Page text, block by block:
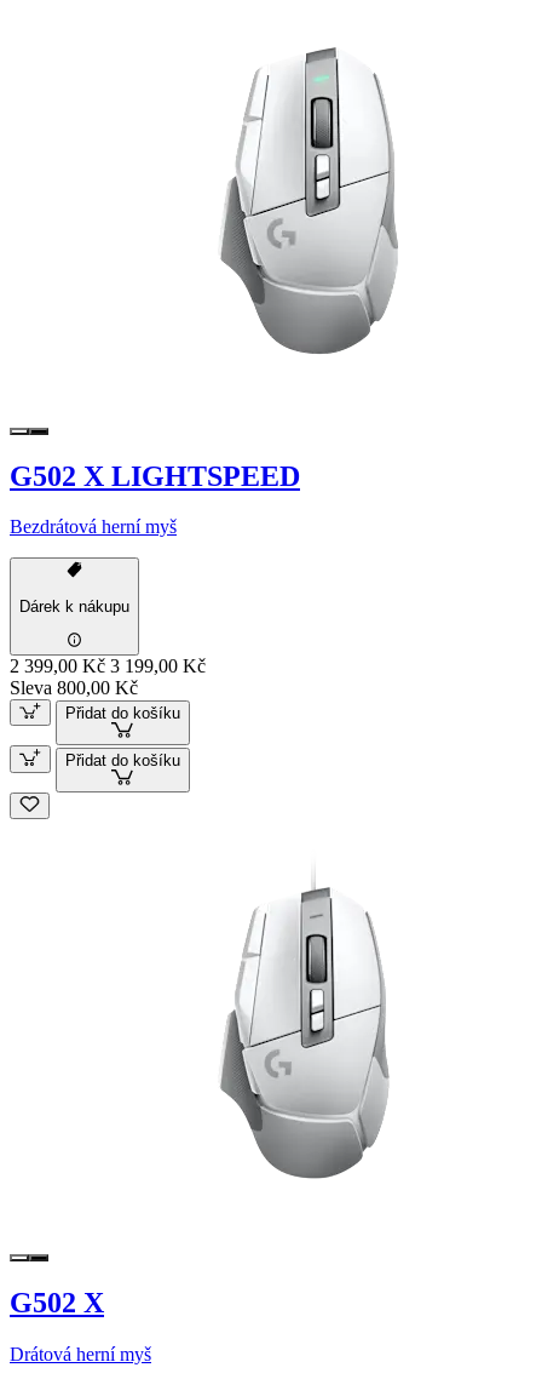
G502 X LIGHTSPEED
Bezdrátová herní myš
Dárek k nákupu
2 399,00 Kč 3 199,00 Kč
Sleva 800,00 Kč
Přidat do košíku
Přidat do košíku
G502 X
Drátová herní myš